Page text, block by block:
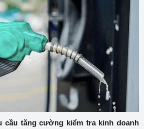
cầu tăng cường kiểm tra kinh doanh